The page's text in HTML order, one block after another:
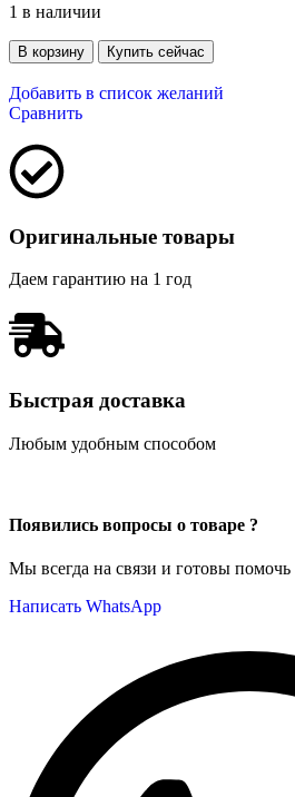
1 в наличии
В корзину Купить сейчас
Добавить в список желаний
Сравнить
Оригинальные товары
Даем гарантию на 1 год
Быстрая доставка
Любым удобным способом
Появились вопросы о товаре ?
Мы всегда на связи и готовы помочь
Написать WhatsApp